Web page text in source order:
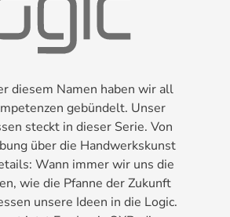
diesem Namen haben wir all
gebündelt. Unser
steckt in dieser Serie. Von
über die Handwerkskunst
Wann immer wir uns die
wie die Pfanne der Zukunft
unsere Ideen in die Logic.